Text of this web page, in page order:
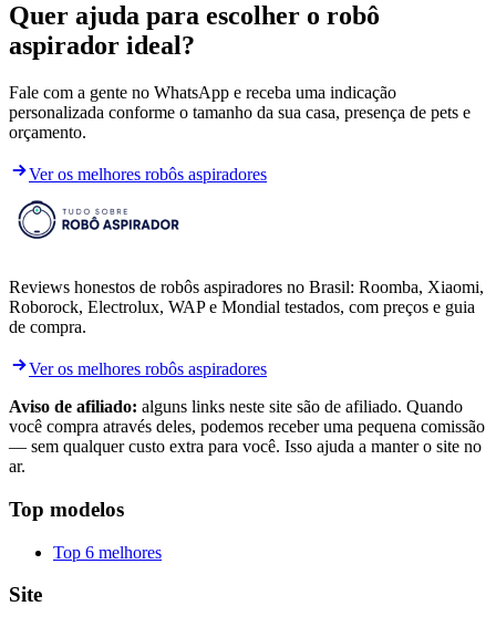
Quer ajuda para escolher o robô
aspirador ideal?
Fale com a gente no WhatsApp e receba uma indicação
personalizada conforme o tamanho da sua casa, presença de pets e
orçamento.
Ver os melhores robôs aspiradores
Reviews honestos de robôs aspiradores no Brasil: Roomba, Xiaomi,
Roborock, Electrolux, WAP e Mondial testados, com preços e guia
de compra.
Ver os melhores robôs aspiradores
Aviso de afiliado: alguns links neste site são de afiliado. Quando
você compra através deles, podemos receber uma pequena comissão
— sem qualquer custo extra para você. Isso ajuda a manter o site no
ar.
Top modelos
Top 6 melhores
Site